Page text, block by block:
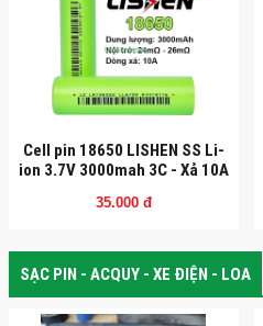
Cell pin 18650 LISHEN SS Li-
ion 3.7V 3000mah 3C - Xả 10A
35.000 đ
SẠC PIN - ACQUY - XE ĐIỆN - LOA